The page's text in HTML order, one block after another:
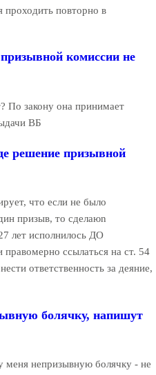
проходить повторно в
комиссии не
По закону она принимает
ВБ
решение призывной
что если не было
призыв, то сделаюn
лет исполнилось ДО
правомерно ссылаться на ст. 54
ответственность за деяние,
болячку, напишут
меня непризывную болячку - не